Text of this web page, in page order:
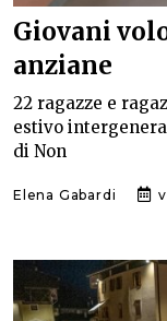
Giovani
anziane
22 ragazze e
estivo
di Non
Elena Gabardi